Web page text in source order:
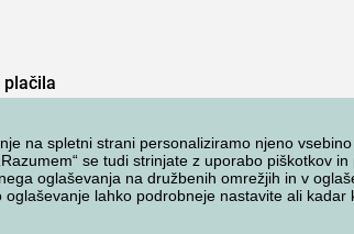
na spletni strani personaliziramo njeno
se tudi strinjate z uporabo piškotkov in
oglaševanja na družbenih omrežjih in v
lahko podrobneje nastavite ali kadar
plačila